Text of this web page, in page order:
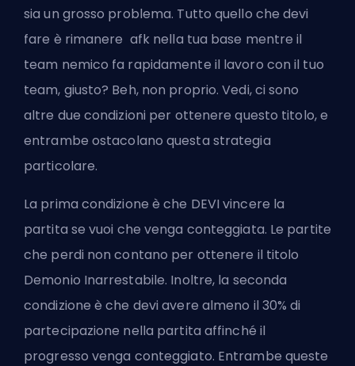
sia un grosso problema. Tutto quello che devi
fare è rimanere afk nella tua base mentre il
team nemico fa rapidamente il lavoro con il tuo
team, giusto? Beh, non proprio. Vedi, ci sono
altre due condizioni per ottenere questo titolo, e
entrambe ostacolano questa strategia
particolare.
La prima condizione è che DEVI vincere la
partita se vuoi che venga conteggiata. Le partite
che perdi non contano per ottenere il titolo
Demonio Inarrestabile. Inoltre, la seconda
condizione è che devi avere almeno il 30% di
partecipazione nella partita affinché il
progresso venga conteggiato. Entrambe queste